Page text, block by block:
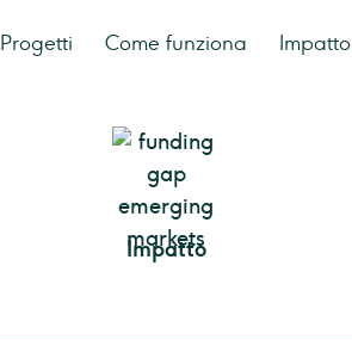
Progetti Come funziona Impatto
Impatto